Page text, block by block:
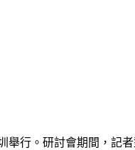
舉行。研討會期間，記